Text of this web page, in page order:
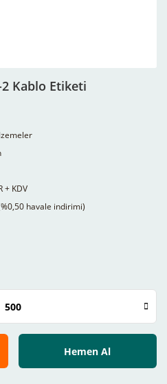
2 Kablo Etiketi
+ KDV
havale indirimi)
Hemen Al